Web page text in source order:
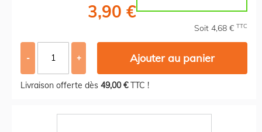
3,90 €
Soit 4,68 € TTC
- + Ajouter au panier
Livraison offerte dès 49,00 €TTC !